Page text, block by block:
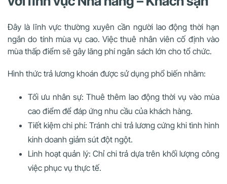
Đây là lĩnh vực thường xuyên cần người lao động thời hạn
ngắn do tính mùa vụ cao. Việc thuê nhân viên cố định vào
mùa thấp điểm sẽ gây lãng phí ngân sách lớn cho tổ chức.
Hình thức trả lương khoán được sử dụng phổ biến nhằm:
Tối ưu nhân sự: Thuê thêm lao động thời vụ vào mùa
cao điểm để đáp ứng nhu cầu của khách hàng.
Tiết kiệm chi phí: Tránh chi trả lương cứng khi tình hình
kinh doanh giảm sút đột ngột.
Linh hoạt quản lý: Chỉ chi trả dựa trên khối lượng công
việc phục vụ thực tế.